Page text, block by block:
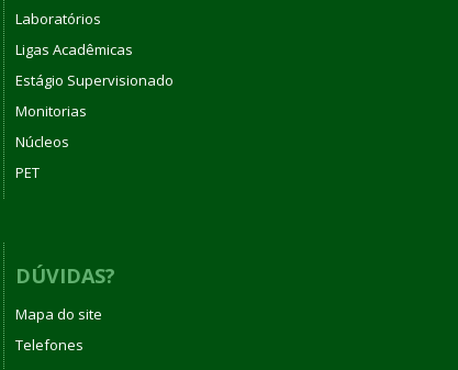
Laboratórios
Ligas Acadêmicas
Estágio Supervisionado
Monitorias
Núcleos
PET
DÚVIDAS?
Mapa do site
Telefones